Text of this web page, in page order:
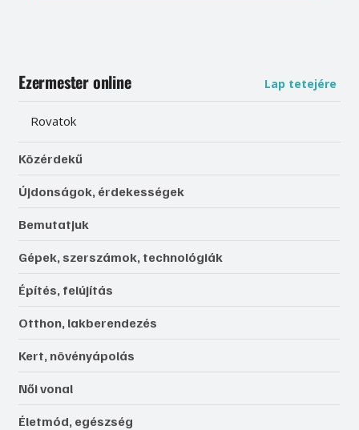
Ezermester online Lap tetejére
Rovatok
Közérdekű
Újdonságok, érdekességek
Bemutatjuk
Gépek, szerszámok, technológiák
Építés, felújítás
Otthon, lakberendezés
Kert, növényápolás
Női vonal
Életmód, egészség